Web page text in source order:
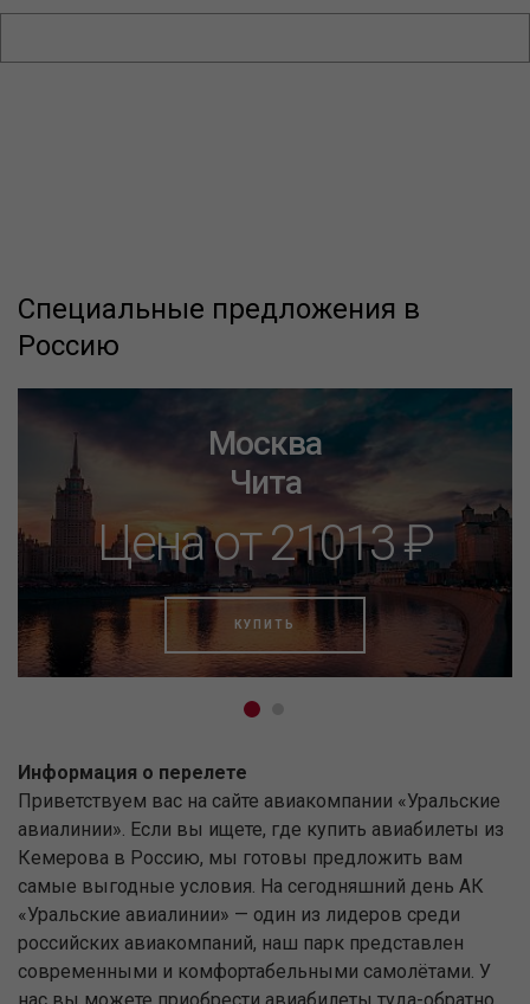
Специальные предложения в
Россию
Москва
Чита
Цена от 21013 ₽
КУПИТЬ
Информация о перелете
Приветствуем вас на сайте авиакомпании «Уральские
авиалинии». Если вы ищете, где купить авиабилеты из
Кемерова в Россию, мы готовы предложить вам
самые выгодные условия. На сегодняшний день АК
«Уральские авиалинии» — один из лидеров среди
российских авиакомпаний, наш парк представлен
современными и комфортабельными самолётами. У